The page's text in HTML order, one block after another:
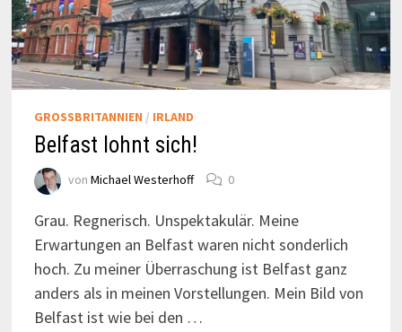
GROSSBRITANNIEN / IRLAND
Belfast lohnt sich!
von Michael Westerhoff 0
Grau. Regnerisch. Unspektakulär. Meine
Erwartungen an Belfast waren nicht sonderlich
hoch. Zu meiner Überraschung ist Belfast ganz
anders als in meinen Vorstellungen. Mein Bild von
Belfast ist wie bei den …